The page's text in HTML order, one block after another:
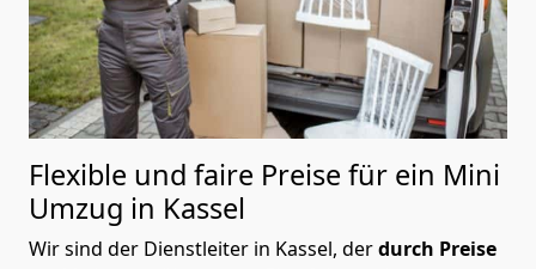
Flexible und faire Preise für ein Mini
Umzug in Kassel
Wir sind der Dienstleiter in Kassel, derdurch Preise